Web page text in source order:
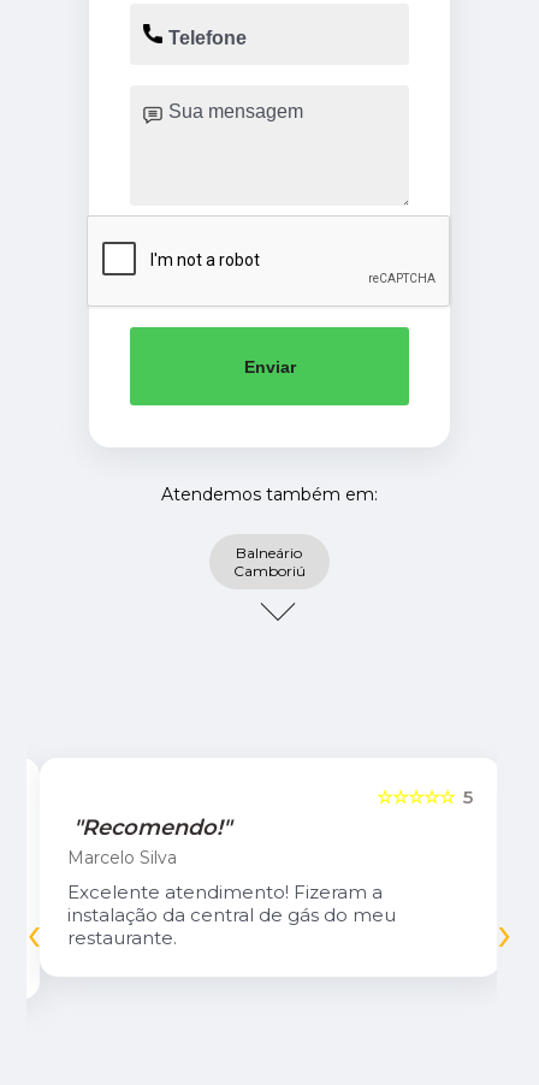
Enviar
Atendemos também em:
Balneário
Camboriú
5
☆☆☆☆☆
"Recomendo!"
Marcelo Silva
Excelente atendimento! Fizeram a
instalação da central de gás do meu
restaurante.
‹ ›